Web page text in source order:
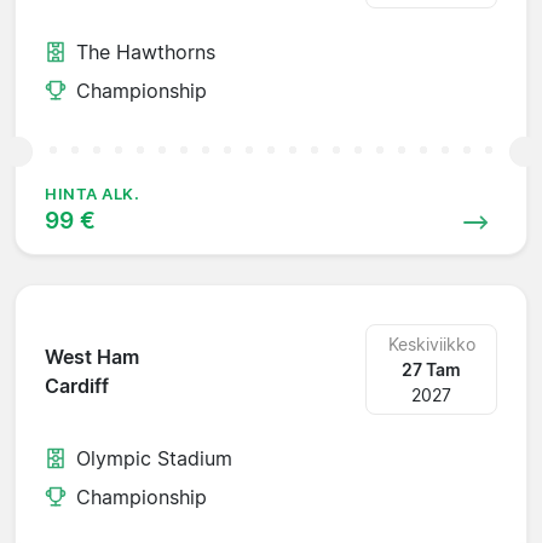
The Hawthorns
Championship
HINTA ALK.
99 €
West Ham
Cardiff
Keskiviikko
27 Tam
2027
Olympic Stadium
Championship